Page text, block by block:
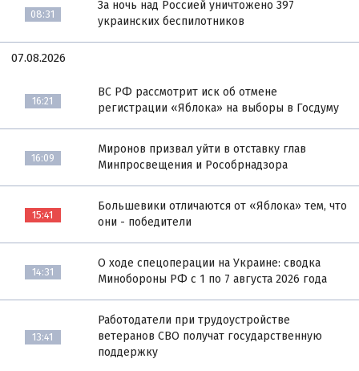
08:31
За ночь над Россией уничтожено 397
украинских беспилотников
07.08.2026
16:21
ВС РФ рассмотрит иск об отмене
регистрации «Яблока» на выборы в Госдуму
16:09
Миронов призвал уйти в отставку глав
Минпросвещения и Рособрнадзора
15:41
Большевики отличаются от «Яблока» тем, что
они - победители
14:31
О ходе спецоперации на Украине: сводка
Минобороны РФ с 1 по 7 августа 2026 года
13:41
Работодатели при трудоустройстве
ветеранов СВО получат государственную
поддержку